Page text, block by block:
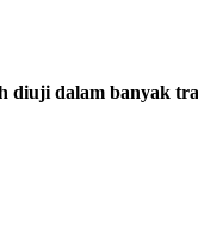
diuji dalam banyak